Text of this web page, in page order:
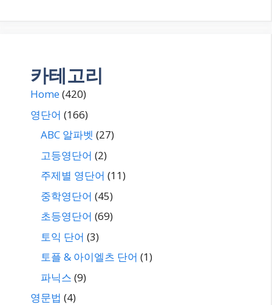
카테고리
Home(420)
영단어 (166)
ABC 알파벳 (27)
고등영단어 (2)
주제별 영단어 (11)
중학영단어 (45)
초등영단어 (69)
토익 단어 (3)
토플 & 아이엘츠 단어 (1)
파닉스 (9)
영문법 (4)